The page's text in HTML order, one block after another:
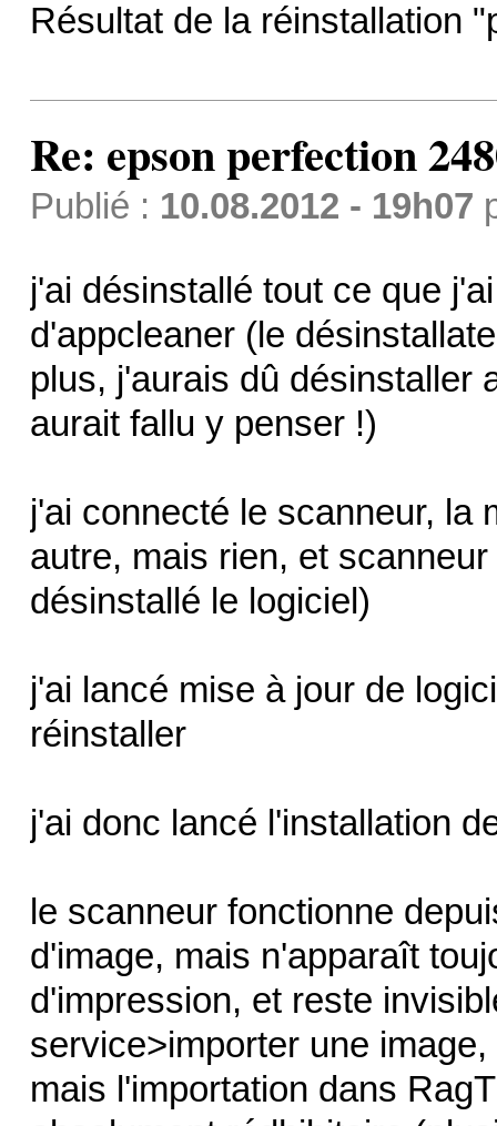
Résultat de la réinstallation
Re: epson perfection
Publié : 10.08.2012 - 19h07
j'ai désinstallé tout ce que
d'appcleaner (le
plus, j'aurais dû
aurait fallu y penser !)
j'ai connecté le scanneur, la
autre, mais rien, et
désinstallé le logiciel)
j'ai lancé mise à jour de
réinstaller
j'ai donc lancé l'installation
le scanneur fonctionne
d'image, mais n'apparaît
d'impression, et reste
service>importer une
mais l'importation dans